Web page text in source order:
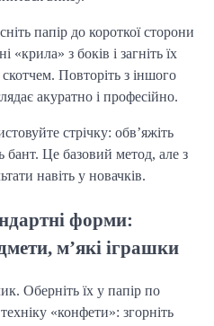
папір до короткої сторони
з боків і загніть їх
Повторіть з іншого
акуратно і професійно.
стрічку: обв’яжіть
бант. Це базовий метод, але з
навіть у новачків.
форми:
м’які іграшки
Оберніть їх у папір по
«конфети»: згорніть